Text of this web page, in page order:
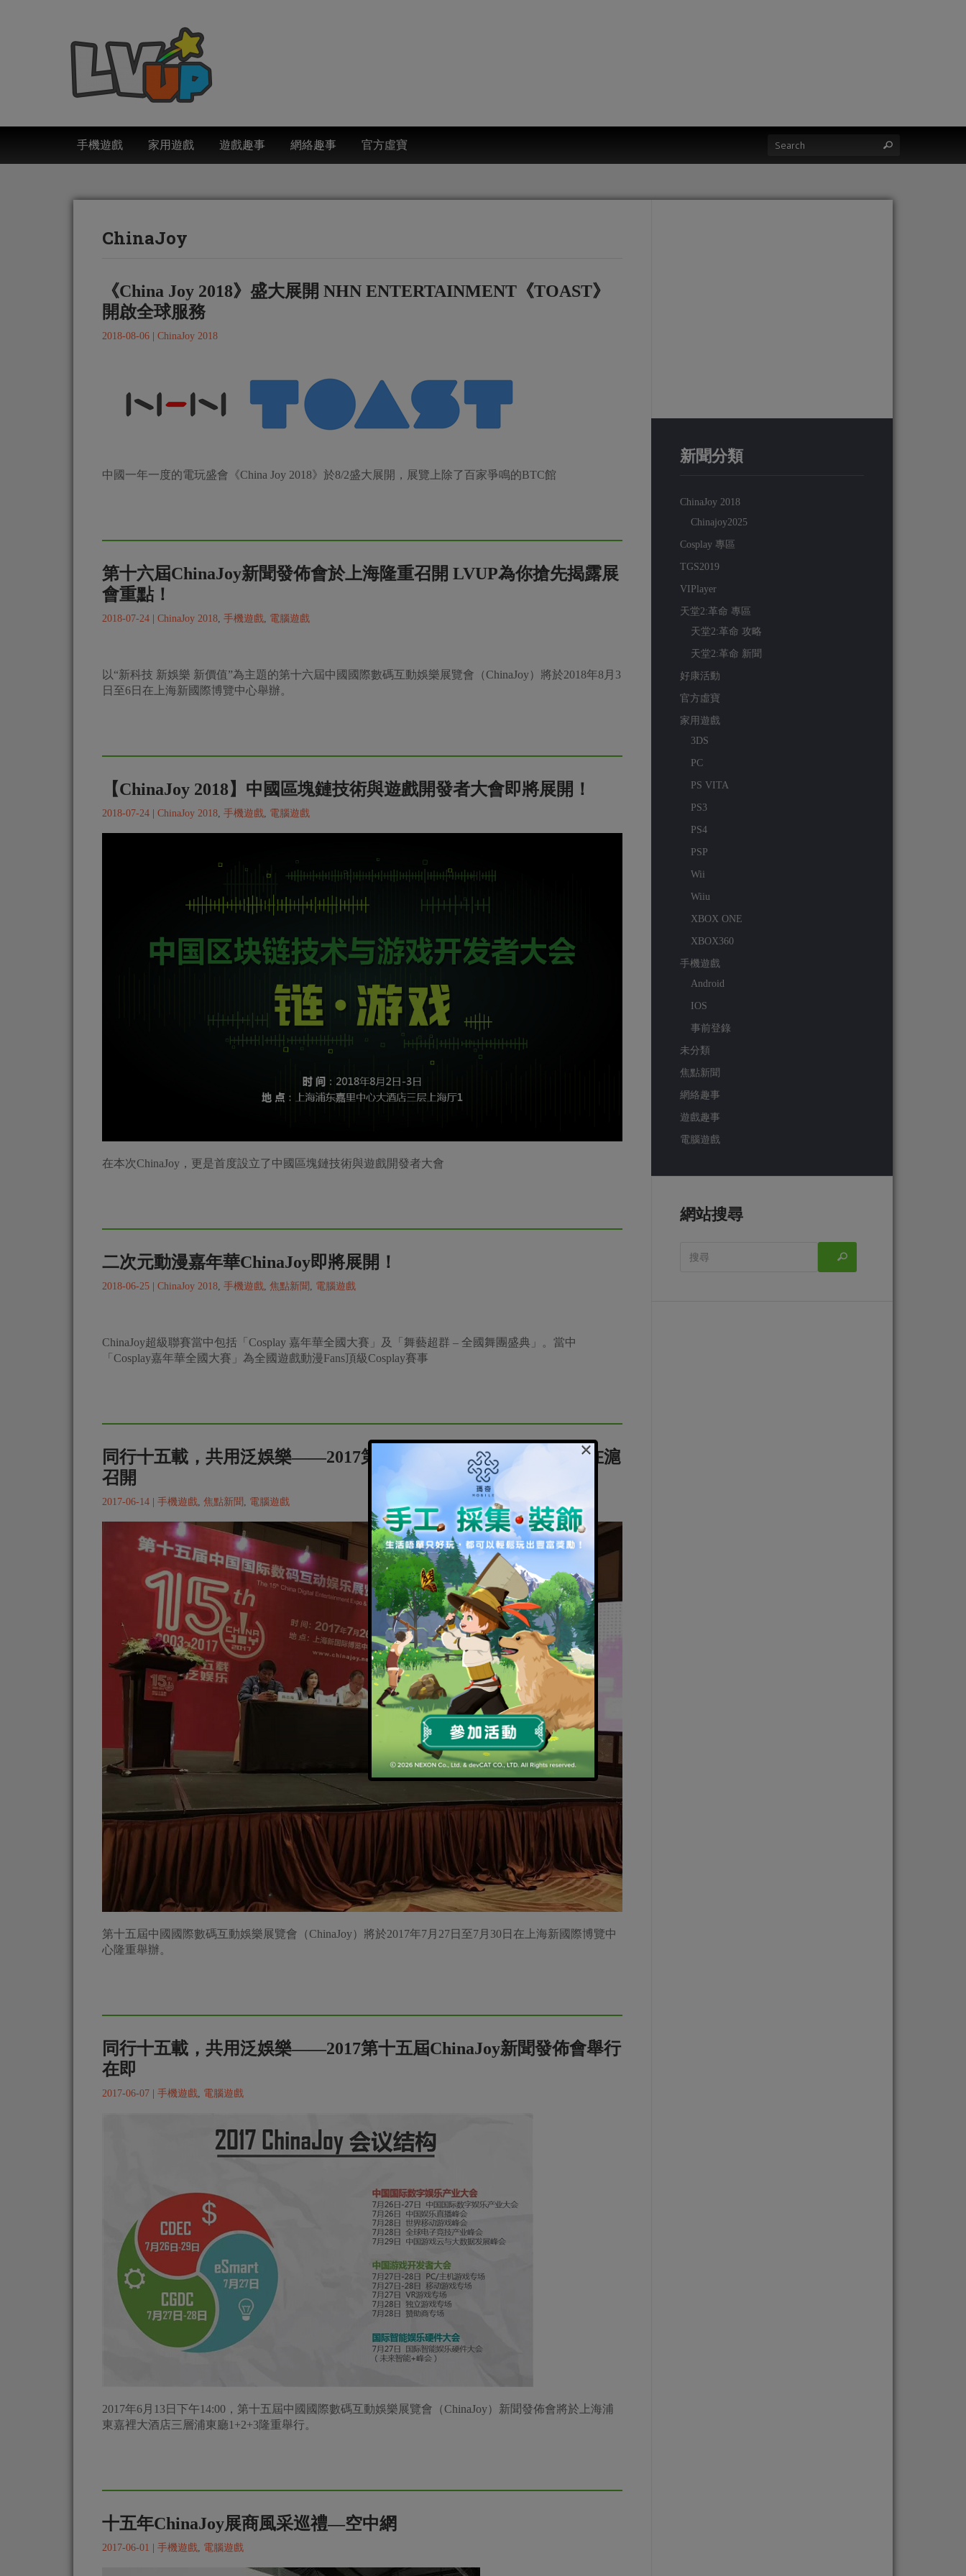
手機遊戲 家用遊戲 遊戲趣事 網絡趣事 官方虛寶
ChinaJoy
《China Joy 2018》盛大展開 NHN ENTERTAINMENT《TOAST》
開啟全球服務
2018-08-06 ChinaJoy 2018
中國一年一度的電玩盛會《China Joy 2018》於8/2盛大展開，展覽上除了百家爭鳴的BTC館
第十六屆ChinaJoy新聞發佈會於上海隆重召開 LVUP為你搶先揭露展
會重點！
2018-07-24 ChinaJoy 2018 手機遊戲 電腦遊戲
以“新科技 新娛樂 新價值”為主題的第十六屆中國國際數碼互動娛樂展覽會（ChinaJoy）將於2018年8月3
【ChinaJoy 2018】中國區塊鏈技術與遊戲開發者大會即將展開！
手機遊戲 電腦遊戲
二次元動漫嘉年華ChinaJoy即將展開！
2018-06-25|ChinaJoy 2018,手機遊戲,焦點新聞,電腦遊戲
ChinaJoy超級聯賽當中包括「Cosplay 嘉年華全國大賽」及「舞藝超群 – 全國舞團盛典」。當中
「Cosplay嘉年華全國大賽」為全國遊戲動漫Fans頂級Cosplay賽事
同行十五載，共用泛娛樂——2017第十五屆ChinaJoy新聞發佈會在滬
手機遊戲 焦點新聞
同行十五載，共用泛娛樂——2017第十五屆ChinaJoy新聞發佈會舉行
在即
2017-06-07 電腦遊戲
新聞分類
ChinaJoy 2018
Chinajoy2025
Cosplay 專區
TGS2019
VIPlayer
天堂2:革命 專區
天堂2:革命 攻略
天堂2:革命 新聞
好康活動
官方虛寶
家用遊戲
3DS
PC
PS VITA
PS3
PS4
PSP
Wii
Wiiu
XBOX ONE
XBOX360
手機遊戲
Android
IOS
事前登錄
未分類
焦點新聞
網絡趣事
遊戲趣事
電腦遊戲
網站搜尋
×